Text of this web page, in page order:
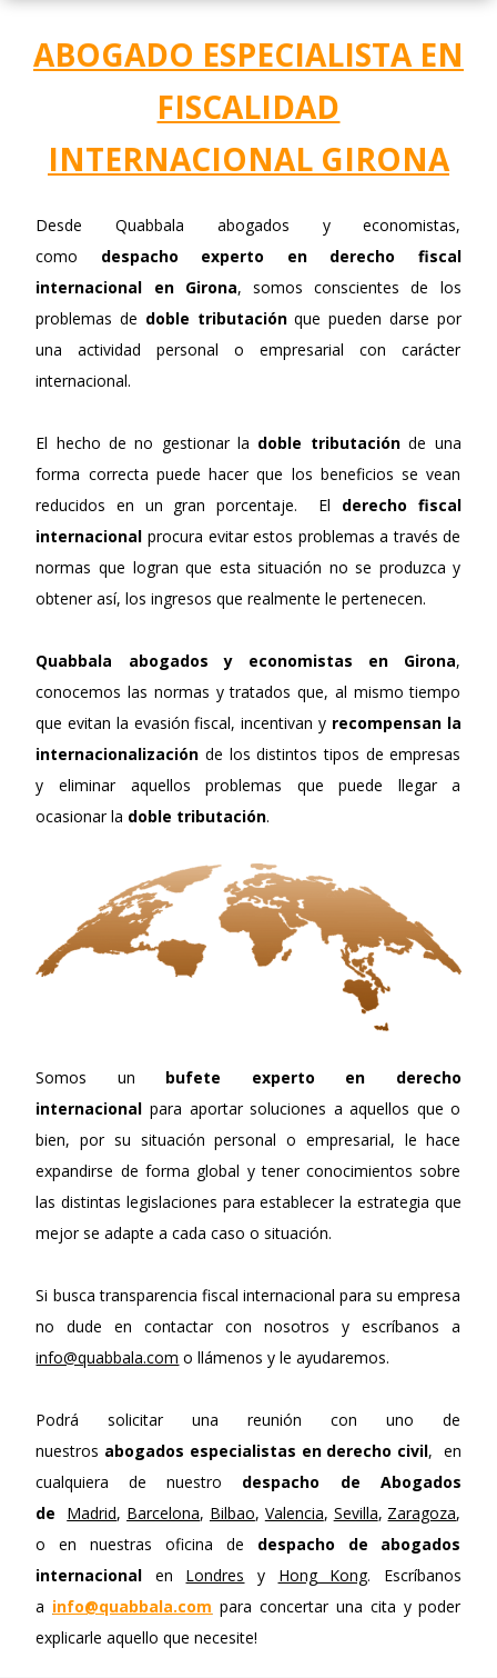
ABOGADO ESPECIALISTA EN
FISCALIDAD
INTERNACIONAL GIRONA
Desde Quabbala abogados y economistas,
como despacho experto en derecho fiscal
internacional en Girona, somos conscientes de los
problemas de doble tributaciónque pueden darse por
una actividad personal o empresarial con carácter
internacional.
El hecho de no gestionar la doble tributaciónde una
forma correcta puede hacer que los beneficios se vean
reducidos en un gran porcentaje. El derecho fiscal
internacional procura evitar estos problemas a través de
normas que logran que esta situación no se produzca y
obtener así, los ingresos que realmente le pertenecen.
Quabbala abogados y economistas en Girona,
conocemos las normas y tratados que, al mismo tiempo
que evitan la evasión fiscal, incentivan y recompensan la
internacionalización de los distintos tipos de empresas
y eliminar aquellos problemas que puede llegar a
ocasionar la doble tributación.
Somos un bufete experto en derecho
internacional para aportar soluciones a aquellos que o
bien, por su situación personal o empresarial, le hace
expandirse de forma global y tener conocimientos sobre
las distintas legislaciones para establecer la estrategia que
mejor se adapte a cada caso o situación.
Si busca transparencia fiscal internacional para su empresa
no dude en contactar con nosotros y escríbanos a
info@quabbala.com o llámenos y le ayudaremos.
Podrá solicitar una reunión con uno de
nuestros abogados especialistas en derecho civil, en
cualquiera de nuestro despacho de Abogados
de
Madrid, Barcelona, Bilbao, Valencia, Sevilla, Zaragoza,
o en nuestras oficina de despacho de abogados
internacional en Londres y Hong Kong. Escríbanos
a info@quabbala.com para concertar una cita y poder
explicarle aquello que necesite!